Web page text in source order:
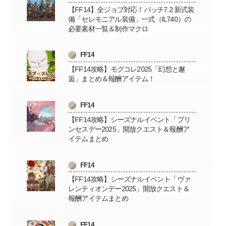
【FF14】全ジョブ対応！パッチ7.2 新式装
備「セレモニアル装備」一式（IL740）の
必要素材一覧＆制作マクロ
FF14
【FF14攻略】モグコレ2025「幻想と邂
逅」まとめ＆報酬アイテム！
FF14
【FF14攻略】シーズナルイベント「プリ
ンセスデー2025」開放クエスト＆報酬ア
イテムまとめ
FF14
【FF14攻略】シーズナルイベント「ヴァ
レンティオンデー2025」開放クエスト＆
報酬アイテムまとめ